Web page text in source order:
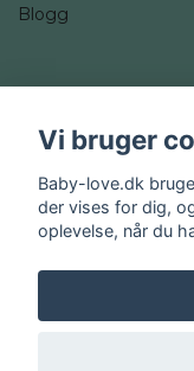
Blogg
Instagram
Vi bruger
Baby-love.dk
der vises for dig,
oplevelse, når du